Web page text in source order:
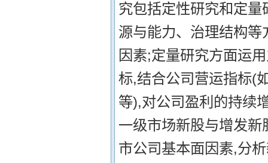
究包括定性研究和定
源与能力、治理结构
因素;定量研究方面运
标,结合公司营运指标(
等),对公司盈利的持续
一级市场新股与增发
市公司基本面因素,分